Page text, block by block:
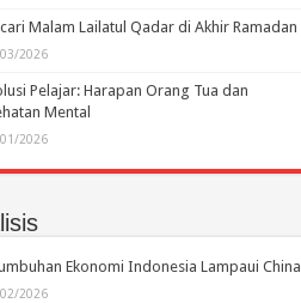
Malam Lailatul Qadar di Akhir Ramadan
2026
Pelajar: Harapan Orang Tua dan
Mental
2026
Ekonomi Indonesia Lampaui China
2026